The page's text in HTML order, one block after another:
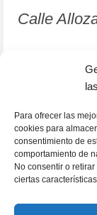
Para ofrecer las
cookies para
consentimiento de
comportamiento de
No consentir o
ciertas
Calle
12001
964 81 37